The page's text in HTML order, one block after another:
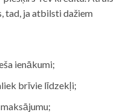
tad, ja atbilsti dažiem
ienākumi;
brīvie līdzekļi;